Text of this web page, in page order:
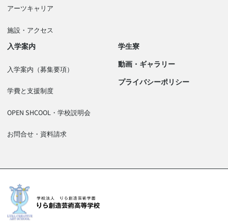
アーツキャリア
施設・アクセス
入学案内
入学案内（募集要項）
学費と支援制度
OPEN SHCOOL・学校説明会
お問合せ・資料請求
学生寮
動画・ギャラリー
プライバシーポリシー